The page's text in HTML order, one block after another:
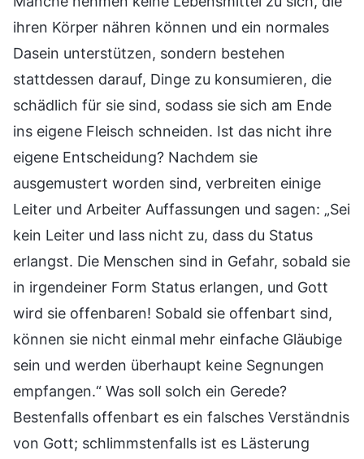
ihren Körper nähren können und ein normales
Dasein unterstützen, sondern bestehen
stattdessen darauf, Dinge zu konsumieren, die
schädlich für sie sind, sodass sie sich am Ende
ins eigene Fleisch schneiden. Ist das nicht ihre
eigene Entscheidung? Nachdem sie
ausgemustert worden sind, verbreiten einige
Leiter und Arbeiter Auffassungen und sagen: „Sei
kein Leiter und lass nicht zu, dass du Status
erlangst. Die Menschen sind in Gefahr, sobald sie
in irgendeiner Form Status erlangen, und Gott
wird sie offenbaren! Sobald sie offenbart sind,
können sie nicht einmal mehr einfache Gläubige
sein und werden überhaupt keine Segnungen
empfangen.“ Was soll solch ein Gerede?
Bestenfalls offenbart es ein falsches Verständnis
von Gott; schlimmstenfalls ist es Lästerung